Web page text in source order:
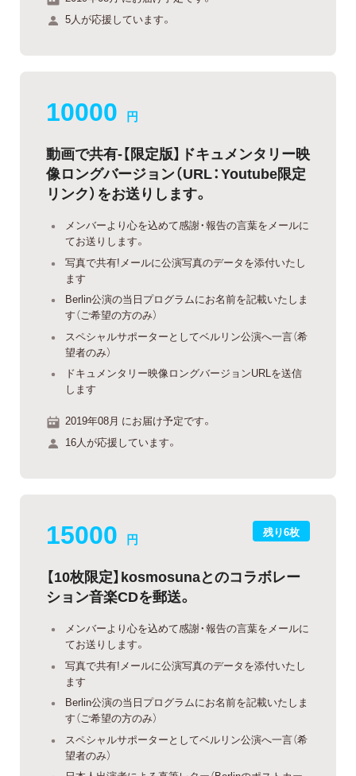
5人が応援しています。
10000 円
動画で共有-【限定版】ドキュメンタリー映
像ロングバージョン（URL：Youtube限定
リンク）をお送りします。
メンバーより心を込めて感謝・報告の言葉をメールに
てお送りします。
写真で共有!メールに公演写真のデータを添付いたし
ます
Berlin公演の当日プログラムにお名前を記載いたしま
す（ご希望の方のみ）
スペシャルサポーターとしてベルリン公演へ一言（希
望者のみ）
ドキュメンタリー映像ロングバージョンURLを送信
します
2019年08月 にお届け予定です。
16人が応援しています。
残り6枚
15000 円
【10枚限定】kosmosunaとのコラボレー
ション音楽CDを郵送。
メンバーより心を込めて感謝・報告の言葉をメールに
てお送りします。
写真で共有!メールに公演写真のデータを添付いたし
ます
Berlin公演の当日プログラムにお名前を記載いたしま
す（ご希望の方のみ）
スペシャルサポーターとしてベルリン公演へ一言（希
望者のみ）